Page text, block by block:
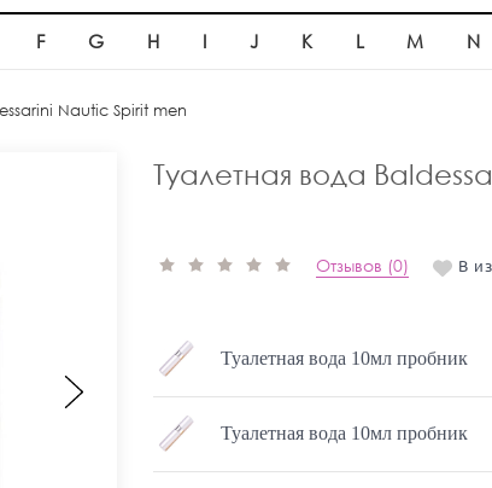
F G H I J K L M N
Nautic Spirit men
Туалетная вода
Отзывов (0) В
Туалетная вода 10мл пробник
Туалетная вода 10мл пробник